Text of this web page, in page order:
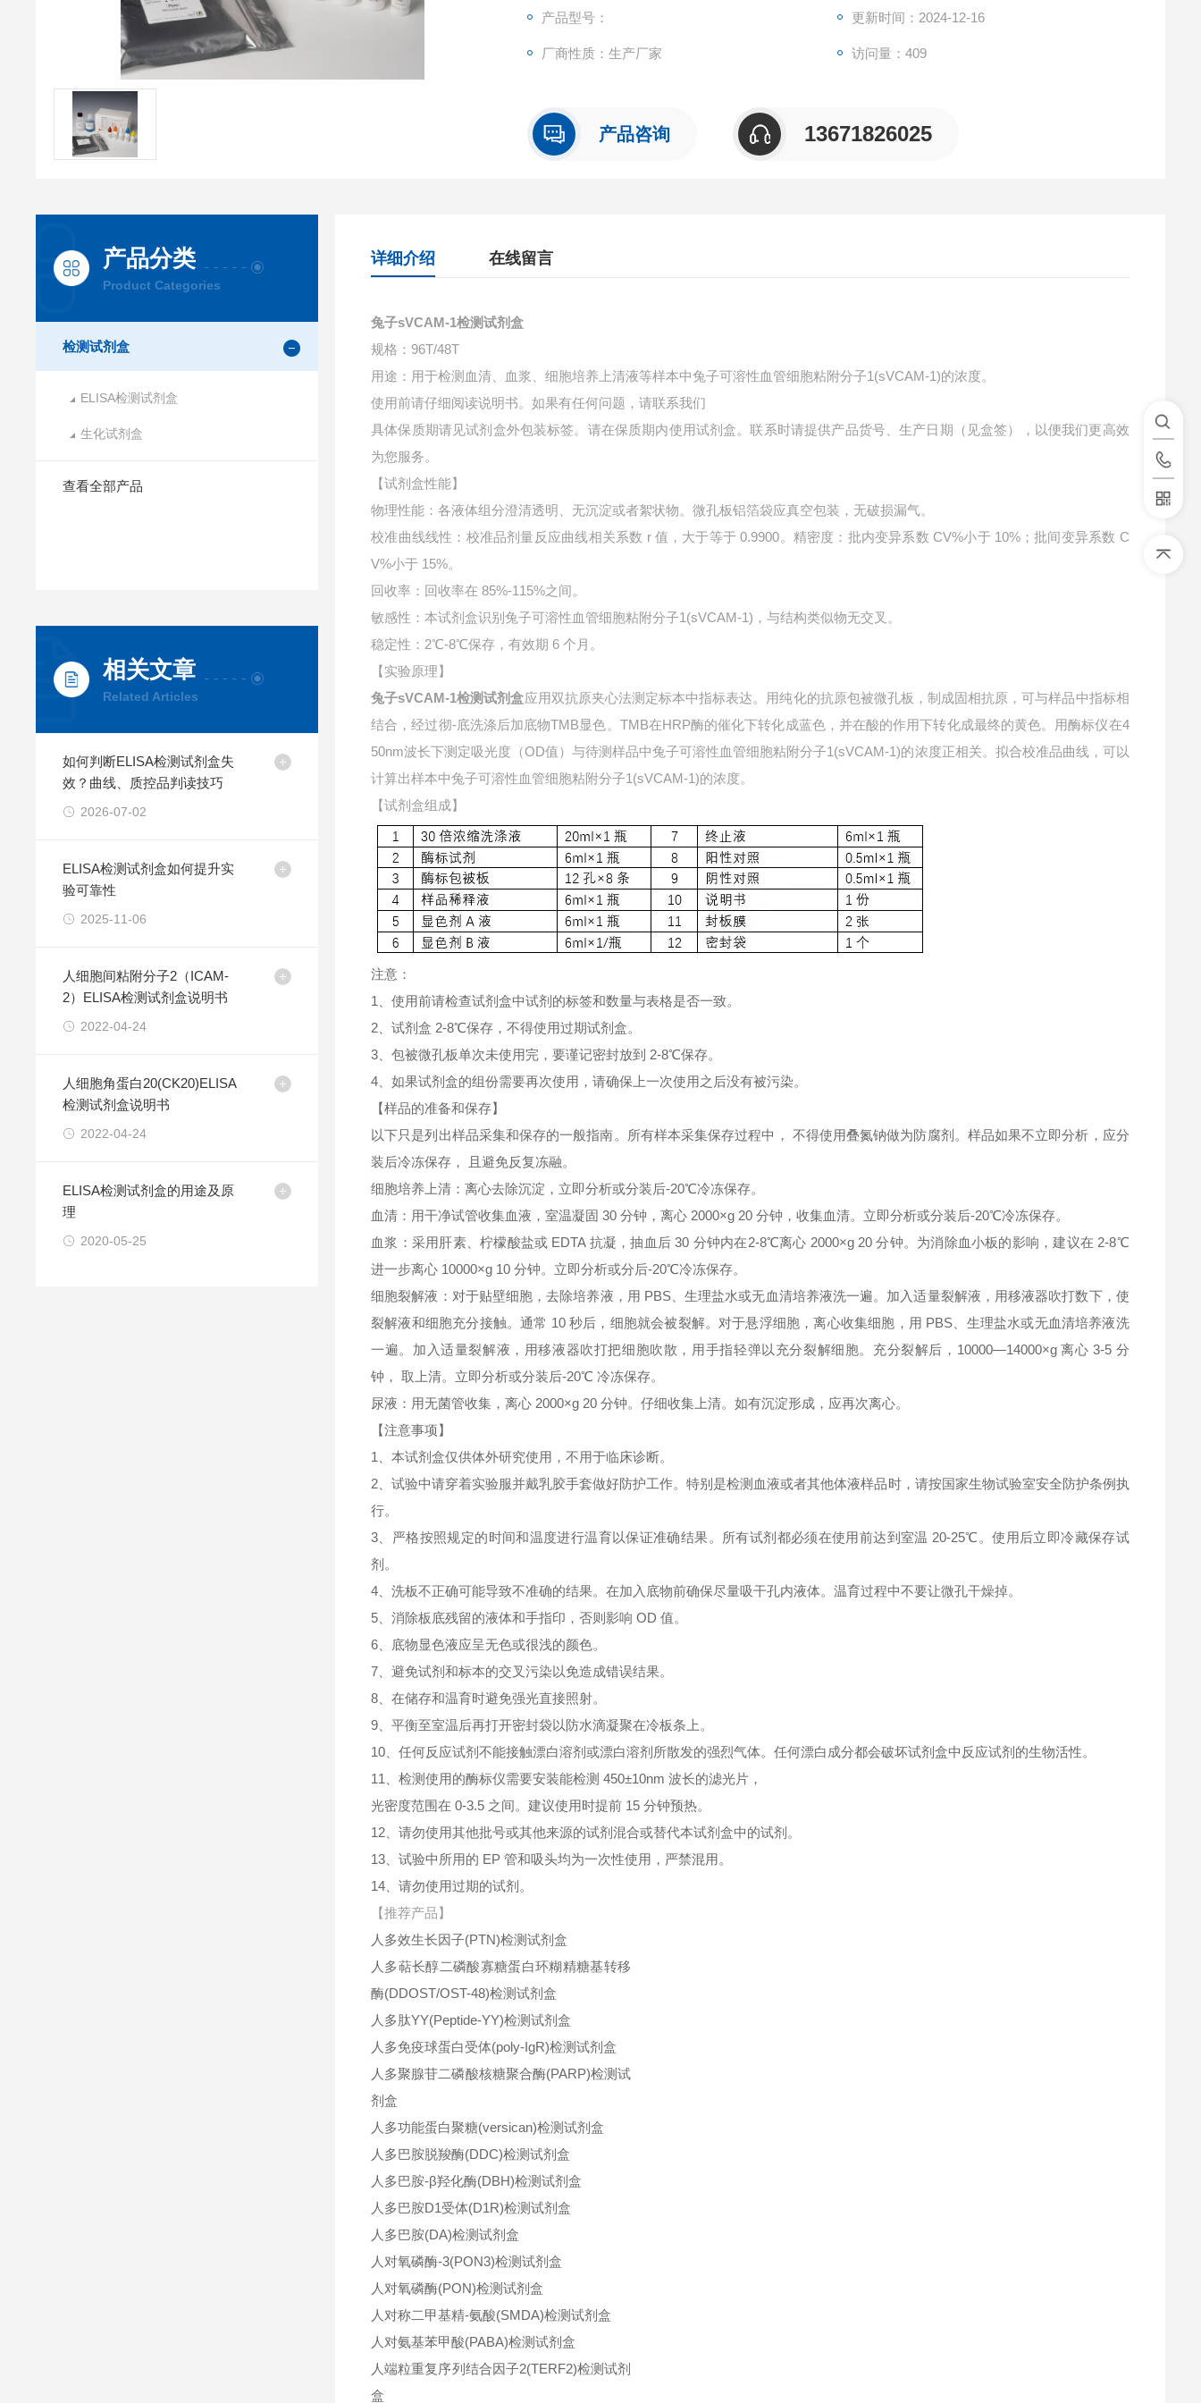
产品型号： 更新时间：2024-12-16
厂商性质：生产厂家 访问量：409
产品咨询 13671826025
产品分类
Product Categories
检测试剂盒
ELISA检测试剂盒
生化试剂盒
查看全部产品
相关文章
Related Articles
如何判断ELISA检测试剂盒失
效？曲线、质控品判读技巧
2026-07-02
ELISA检测试剂盒如何提升实
验可靠性
2025-11-06
人细胞间粘附分子2（ICAM-
2）ELISA检测试剂盒说明书
2022-04-24
人细胞角蛋白20(CK20)ELISA
检测试剂盒说明书
2022-04-24
ELISA检测试剂盒的用途及原
理
2020-05-25
详细介绍 在线留言
兔子sVCAM-1检测试剂盒
规格：96T/48T
用途：用于检测血清、血浆、细胞培养上清液等样本中兔子可溶性血管细胞粘附分子1(sVCAM-1)的浓度。
使用前请仔细阅读说明书。如果有任何问题，请联系我们
具体保质期请见试剂盒外包装标签。请在保质期内使用试剂盒。联系时请提供产品货号、生产日期（见盒签），以便我们更高效
为您服务。
【试剂盒性能】
物理性能：各液体组分澄清透明、无沉淀或者絮状物。微孔板铝箔袋应真空包装，无破损漏气。
校准曲线线性：校准品剂量反应曲线相关系数 r 值，大于等于 0.9900。精密度：批内变异系数 CV%小于 10%；批间变异系数 C
V%小于 15%。
回收率：回收率在 85%-115%之间。
敏感性：本试剂盒识别兔子可溶性血管细胞粘附分子1(sVCAM-1)，与结构类似物无交叉。
稳定性：2℃-8℃保存，有效期 6 个月。
【实验原理】
兔子sVCAM-1检测试剂盒应用双抗原夹心法测定标本中指标表达。用纯化的抗原包被微孔板，制成固相抗原，可与样品中指标相
结合，经过彻-底洗涤后加底物TMB显色。TMB在HRP酶的催化下转化成蓝色，并在酸的作用下转化成最终的黄色。用酶标仪在4
50nm波长下测定吸光度（OD值）与待测样品中兔子可溶性血管细胞粘附分子1(sVCAM-1)的浓度正相关。拟合校准品曲线，可以
计算出样本中兔子可溶性血管细胞粘附分子1(sVCAM-1)的浓度。
【试剂盒组成】
注意：
1、使用前请检查试剂盒中试剂的标签和数量与表格是否一致。
2、试剂盒 2-8℃保存，不得使用过期试剂盒。
3、包被微孔板单次未使用完，要谨记密封放到 2-8℃保存。
4、如果试剂盒的组份需要再次使用，请确保上一次使用之后没有被污染。
【样品的准备和保存】
以下只是列出样品采集和保存的一般指南。所有样本采集保存过程中， 不得使用叠氮钠做为防腐剂。样品如果不立即分析，应分
装后冷冻保存， 且避免反复冻融。
细胞培养上清：离心去除沉淀，立即分析或分装后-20℃冷冻保存。
血清：用干净试管收集血液，室温凝固 30 分钟，离心 2000×g 20 分钟，收集血清。立即分析或分装后-20℃冷冻保存。
血浆：采用肝素、柠檬酸盐或 EDTA 抗凝，抽血后 30 分钟内在2-8℃离心 2000×g 20 分钟。为消除血小板的影响，建议在 2-8℃
进一步离心 10000×g 10 分钟。立即分析或分后-20℃冷冻保存。
细胞裂解液：对于贴壁细胞，去除培养液，用 PBS、生理盐水或无血清培养液洗一遍。加入适量裂解液，用移液器吹打数下，使
裂解液和细胞充分接触。通常 10 秒后，细胞就会被裂解。对于悬浮细胞，离心收集细胞，用 PBS、生理盐水或无血清培养液洗
一遍。加入适量裂解液，用移液器吹打把细胞吹散，用手指轻弹以充分裂解细胞。充分裂解后，10000—14000×g 离心 3-5 分
钟， 取上清。立即分析或分装后-20℃ 冷冻保存。
尿液：用无菌管收集，离心 2000×g 20 分钟。仔细收集上清。如有沉淀形成，应再次离心。
【注意事项】
1、本试剂盒仅供体外研究使用，不用于临床诊断。
2、试验中请穿着实验服并戴乳胶手套做好防护工作。特别是检测血液或者其他体液样品时，请按国家生物试验室安全防护条例执
行。
3、严格按照规定的时间和温度进行温育以保证准确结果。所有试剂都必须在使用前达到室温 20-25℃。使用后立即冷藏保存试
剂。
4、洗板不正确可能导致不准确的结果。在加入底物前确保尽量吸干孔内液体。温育过程中不要让微孔干燥掉。
5、消除板底残留的液体和手指印，否则影响 OD 值。
6、底物显色液应呈无色或很浅的颜色。
7、避免试剂和标本的交叉污染以免造成错误结果。
8、在储存和温育时避免强光直接照射。
9、平衡至室温后再打开密封袋以防水滴凝聚在冷板条上。
10、任何反应试剂不能接触漂白溶剂或漂白溶剂所散发的强烈气体。任何漂白成分都会破坏试剂盒中反应试剂的生物活性。
11、检测使用的酶标仪需要安装能检测 450±10nm 波长的滤光片，
光密度范围在 0-3.5 之间。建议使用时提前 15 分钟预热。
12、请勿使用其他批号或其他来源的试剂混合或替代本试剂盒中的试剂。
13、试验中所用的 EP 管和吸头均为一次性使用，严禁混用。
14、请勿使用过期的试剂。
【推荐产品】
人多效生长因子(PTN)检测试剂盒
人多萜长醇二磷酸寡糖蛋白环糊精糖基转移
酶(DDOST/OST-48)检测试剂盒
人多肽YY(Peptide-YY)检测试剂盒
人多免疫球蛋白受体(poly-IgR)检测试剂盒
人多聚腺苷二磷酸核糖聚合酶(PARP)检测试
剂盒
人多功能蛋白聚糖(versican)检测试剂盒
人多巴胺脱羧酶(DDC)检测试剂盒
人多巴胺-β羟化酶(DBH)检测试剂盒
人多巴胺D1受体(D1R)检测试剂盒
人多巴胺(DA)检测试剂盒
人对氧磷酶-3(PON3)检测试剂盒
人对氧磷酶(PON)检测试剂盒
人对称二甲基精-氨酸(SMDA)检测试剂盒
人对氨基苯甲酸(PABA)检测试剂盒
人端粒重复序列结合因子2(TERF2)检测试剂
盒